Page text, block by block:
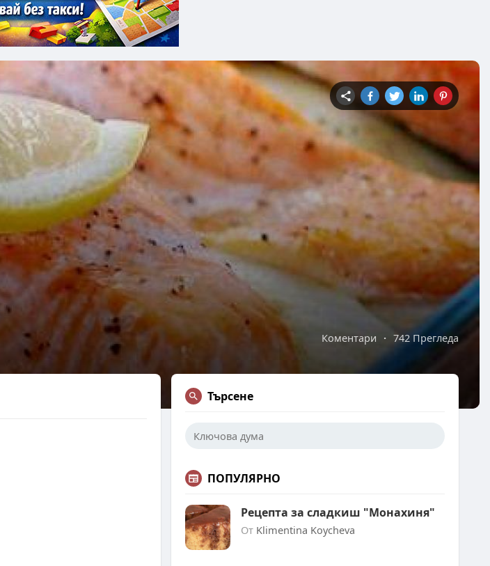
Коментари · 742 Прегледа
Търсене
ПОПУЛЯРНО
Рецепта за сладкиш "Монахиня"
От Klimentina Koycheva